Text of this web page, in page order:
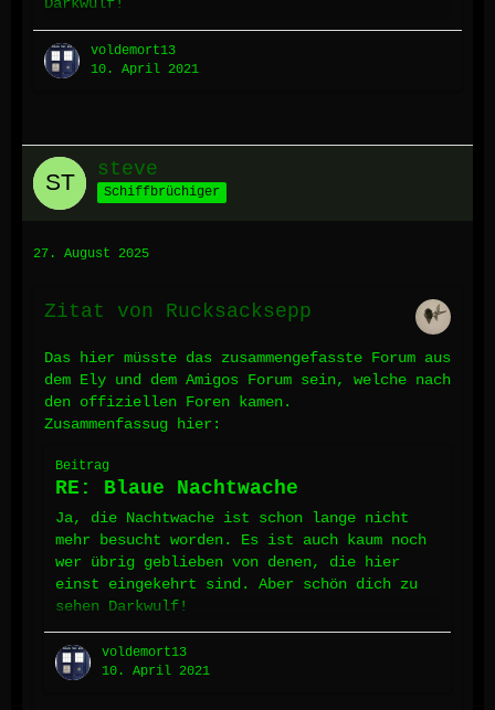
Es gab ja einst 2 Foren. (also, nach den
beiden offiziellen Foren von Blackstar in
Hades betrieben hat mit dem Schwerpunkt auf
dem Rollenspiel. Beide waren damals bei
deinboard.de…
voldemort13
10. April 2021
steve
Schiffbrüchiger
27. August 2025
Zitat von Rucksacksepp
Das hier müsste das zusammengefasste Forum aus
dem Ely und dem Amigos Forum sein, welche nach
den offiziellen Foren kamen.
Zusammenfassug hier:
Beitrag
RE: Blaue Nachtwache
Ja, die Nachtwache ist schon lange nicht
mehr besucht worden. Es ist auch kaum noch
wer übrig geblieben von denen, die hier
einst eingekehrt sind. Aber schön dich zu
sehen Darkwulf!
Es gab ja einst 2 Foren. (also, nach den
beiden offiziellen Foren von Blackstar in
voldemort13
10. April 2021